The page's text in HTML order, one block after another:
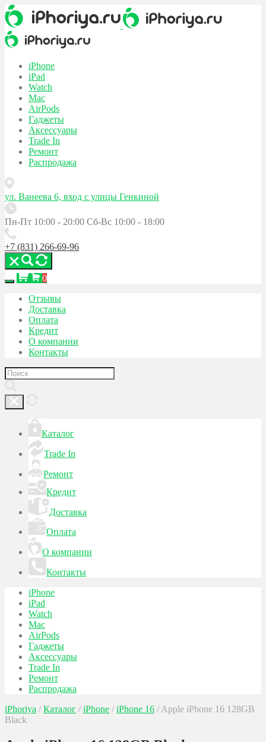
iPhone
iPad
Watch
Mac
AirPods
Гаджеты
Аксессуары
Trade In
Ремонт
Распродажа
ул. Ванеева 6, вход с улицы Генкиной
Пн-Пт 10:00 - 20:00 Сб-Вс 10:00 - 18:00
+7 (831) 266-69-96
0
Отзывы
Доставка
Оплата
Кредит
О компании
Контакты
Каталог
Trade In
Ремонт
Кредит
Доставка
Оплата
О компании
Контакты
iPhone
iPad
Watch
Mac
AirPods
Гаджеты
Аксессуары
Trade In
Ремонт
Распродажа
iPhoriya / Каталог / iPhone / iPhone 16 / Apple iPhone 16 128GB
Black